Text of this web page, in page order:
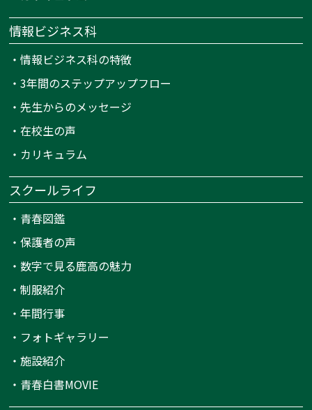
情報ビジネス科
・情報ビジネス科の特徴
・3年間のステップアップフロー
・先生からのメッセージ
・在校生の声
・ カリキュラム
スクールライフ
・ 青春図鑑
・保護者の声
・数字で見る鹿高の魅力
・制服紹介
・年間行事
・ フォトギャラリー
・施設紹介
・ 青春白書MOVIE